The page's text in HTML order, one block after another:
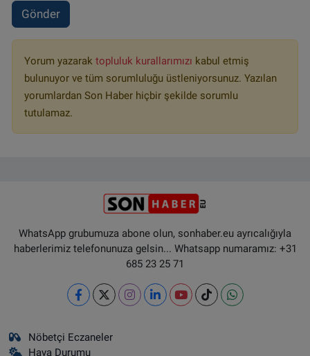
Gönder
Yorum yazarak topluluk kurallarımızı kabul etmiş
bulunuyor ve tüm sorumluluğu üstleniyorsunuz. Yazılan
yorumlardan Son Haber hiçbir şekilde sorumlu
tutulamaz.
WhatsApp grubumuza abone olun, sonhaber.eu ayrıcalığıyla
haberlerimiz telefonunuza gelsin... Whatsapp numaramız: +31
685 23 25 71
Nöbetçi Eczaneler
Hava Durumu